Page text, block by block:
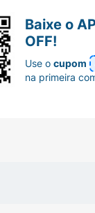
Baixe o
OFF!
Use ocupom
na primeira